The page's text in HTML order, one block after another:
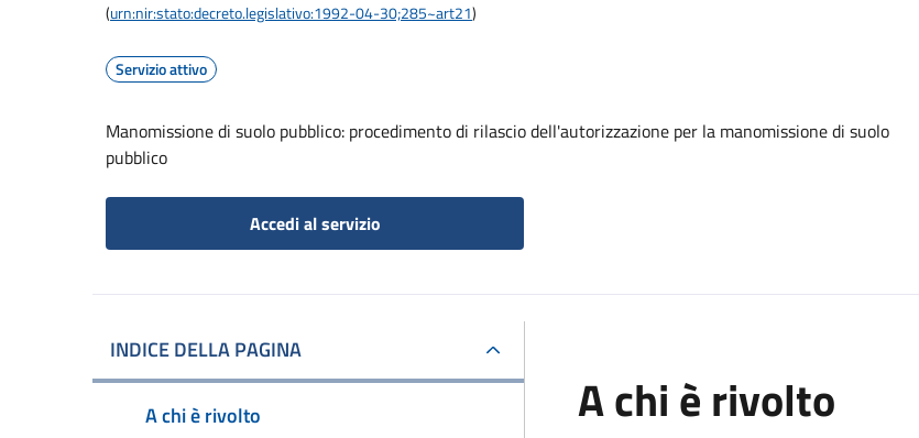
(urn:nir:stato:decreto.legislativo:1992-04-30;285~art21)
Servizio attivo
Manomissione di suolo pubblico: procedimento di rilascio dell'autorizzazione per la manomissione di suolo
pubblico
Accedi al servizio
INDICE DELLA PAGINA
A chi è rivolto
A chi è rivolto